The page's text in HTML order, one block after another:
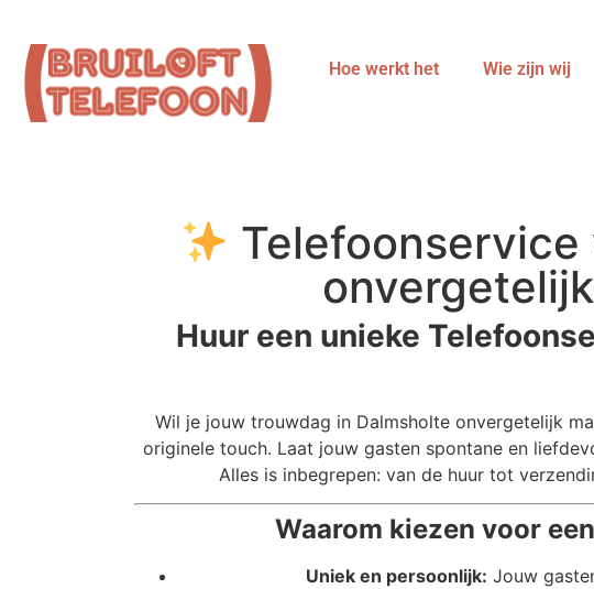
Hoe werkt het Wie zijn wij
Huur een unieke
Wil je jouw trouwdag in Dalmsholte onvergetelijk
originele touch. Laat jouw gasten spontane en
Alles is inbegrepen: van de huur tot
Waarom kiezen voor
Uniek en persoonlijk: Jouw